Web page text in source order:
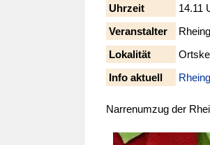
Uhrzeit
14.11
Veranstalter
Lokalität
Info aktuell
Narrenumzug der